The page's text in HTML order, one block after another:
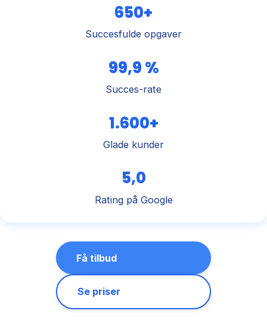
650+
Succesfulde opgaver
99,9 %
Succes-rate
1.600+
Glade kunder
5,0
Rating på Google
Få tilbud
Se priser